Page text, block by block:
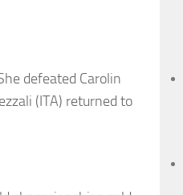
defeated Carolin
(ITA) returned to